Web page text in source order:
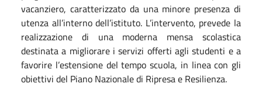
vacanziero, caratterizzato da una minore presenza di
utenza all’interno dell’istituto. L’intervento, prevede la
realizzazione di una moderna mensa scolastica
destinata a migliorare i servizi offerti agli studenti e a
favorire l’estensione del tempo scuola, in linea con gli
obiettivi del Piano Nazionale di Ripresa e Resilienza.